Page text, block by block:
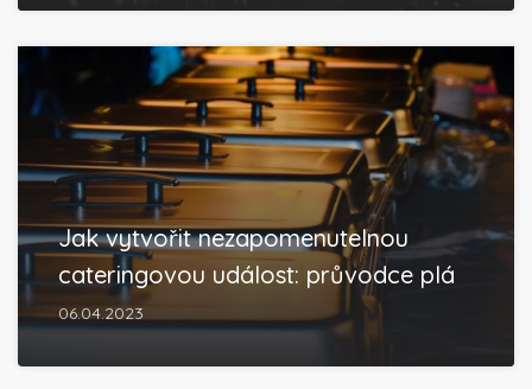
Jak vytvořit nezapomenutelnou
cateringovou událost: průvodce plá
06.04.2023